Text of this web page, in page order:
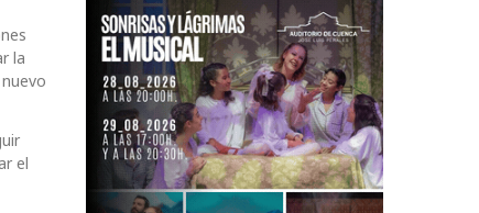
la
el